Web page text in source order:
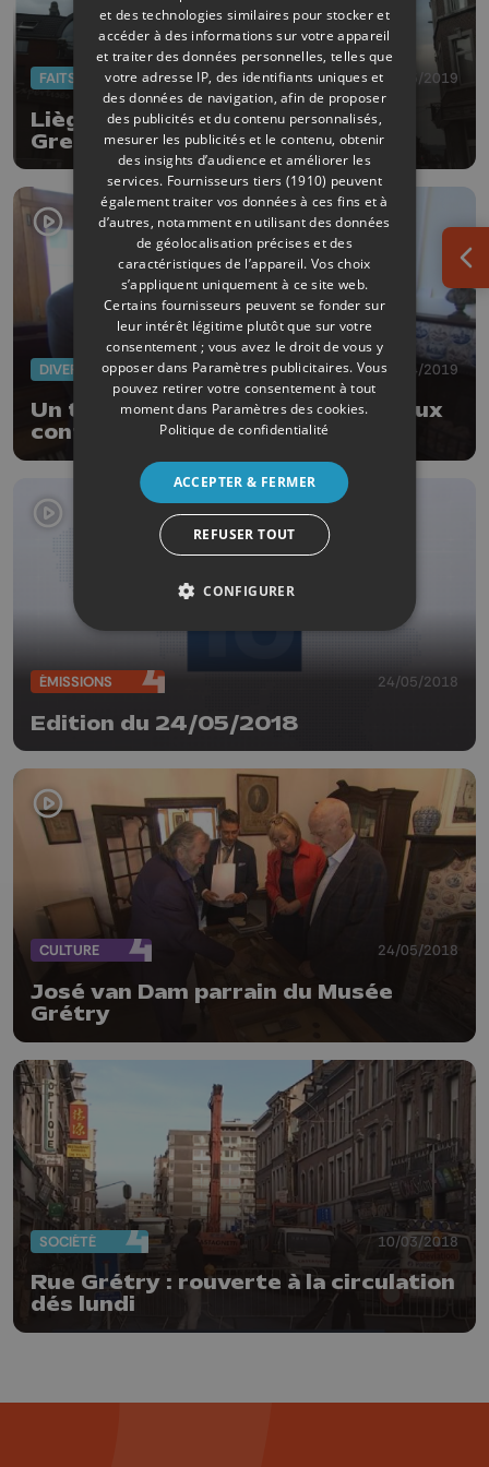
FAITS DIVERS 18/05/2019
Liège : important incendie rue
Gretry. Les premières images
DIVERS 04/04/2019
Un tableau de Jean-Joseph Ansiaux
confié au Musée Grétry
ÉMISSIONS 24/05/2018
Edition du 24/05/2018
CULTURE 24/05/2018
José van Dam parrain du Musée
Grétry
SOCIÉTÉ 10/03/2018
Rue Grétry : rouverte à la circulation
dés lundi
et des technologies similaires pour stocker et
accéder à des informations sur votre appareil
et traiter des données personnelles, telles que
votre adresse IP, des identifiants uniques et
des données de navigation, afin de proposer
des publicités et du contenu personnalisés,
mesurer les publicités et le contenu, obtenir
des insights d’audience et améliorer les
services. Fournisseurs tiers (1910) peuvent
également traiter vos données à ces fins et à
d’autres, notamment en utilisant des données
de géolocalisation précises et des
caractéristiques de l’appareil. Vos choix
s’appliquent uniquement à ce site web.
Certains fournisseurs peuvent se fonder sur
leur intérêt légitime plutôt que sur votre
consentement ; vous avez le droit de vous y
opposer dans Paramètres publicitaires. Vous
pouvez retirer votre consentement à tout
moment dans Paramètres des cookies.
Politique de confidentialité
ACCEPTER & FERMER
REFUSER TOUT
CONFIGURER